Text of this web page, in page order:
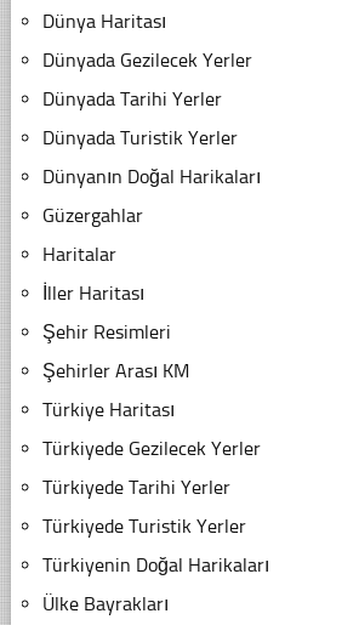
Dünya Haritası
Dünyada Gezilecek Yerler
Dünyada Tarihi Yerler
Dünyada Turistik Yerler
Dünyanın Doğal Harikaları
Güzergahlar
Haritalar
İller Haritası
Şehir Resimleri
Şehirler Arası KM
Türkiye Haritası
Türkiyede Gezilecek Yerler
Türkiyede Tarihi Yerler
Türkiyede Turistik Yerler
Türkiyenin Doğal Harikaları
Ülke Bayrakları